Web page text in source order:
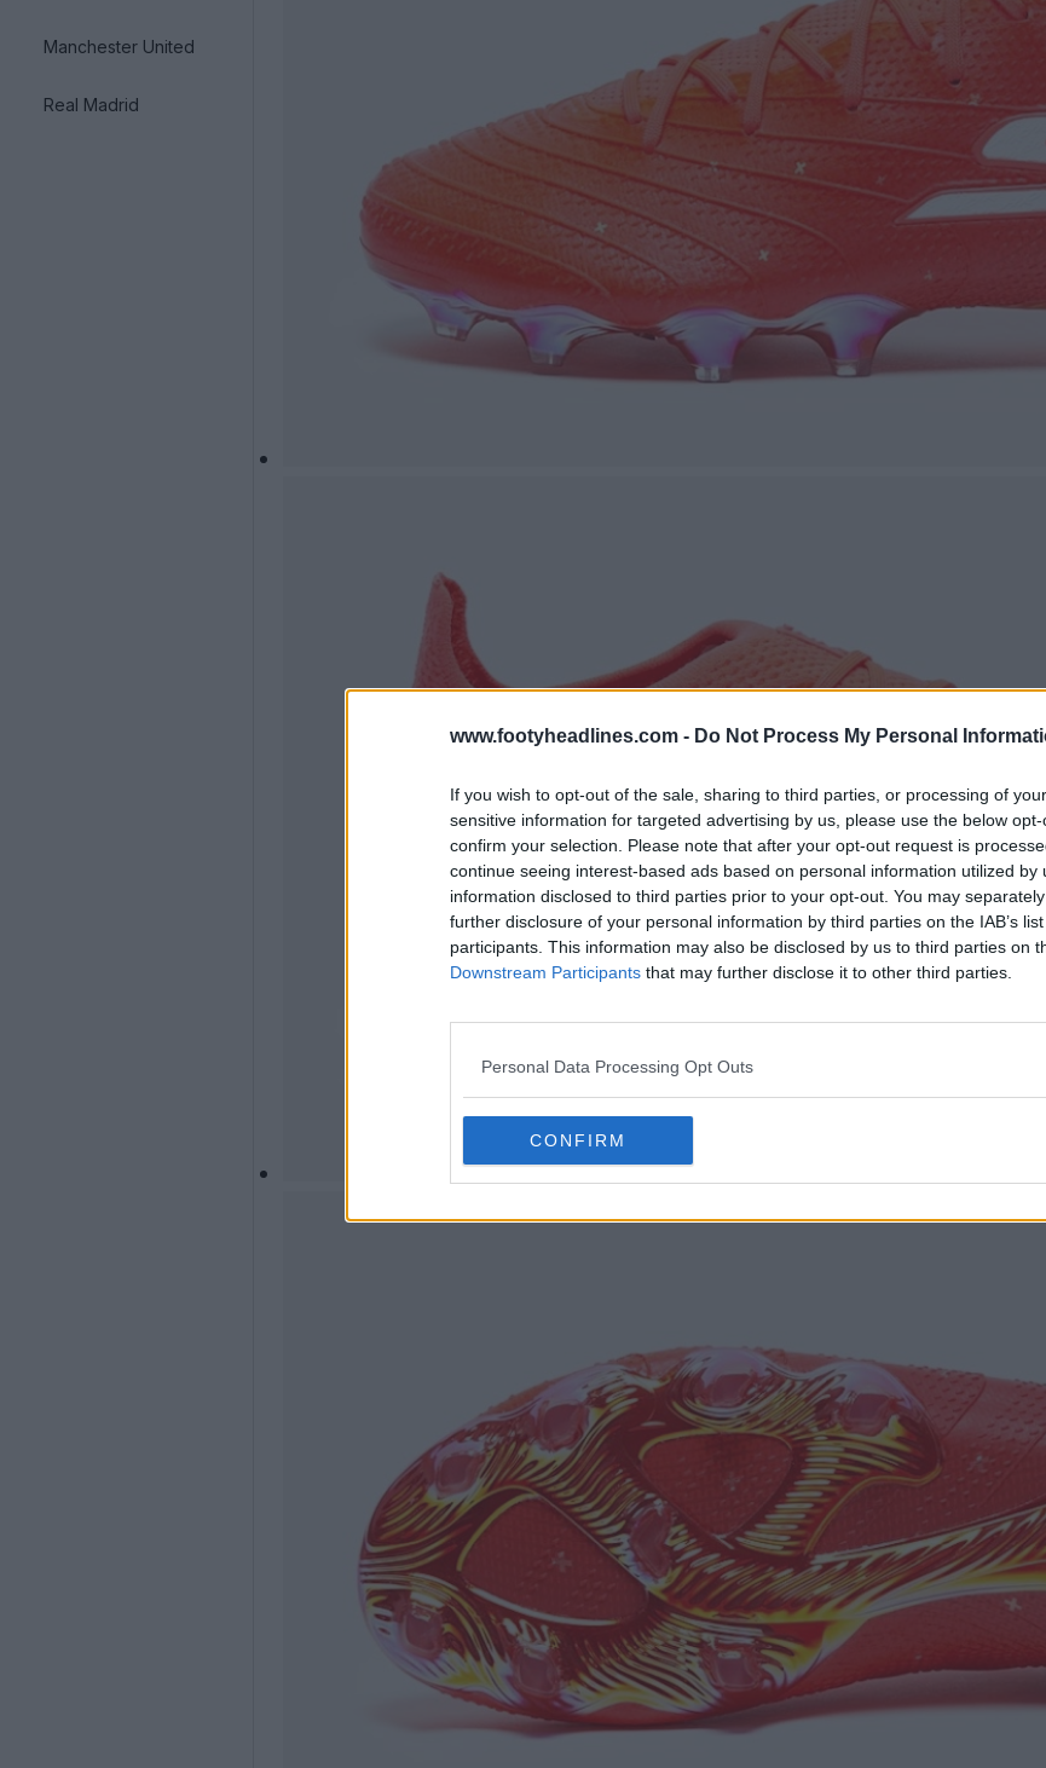
www.footyheadlines.com - Do Not Process My Personal
If you wish to opt-out of the sale, sharing to third parties, or processing of
sensitive information for targeted advertising by us, please use the below
confirm your selection. Please note that after your opt-out request is
continue seeing interest-based ads based on personal information utilized by
information disclosed to third parties prior to your opt-out. You may
further disclosure of your personal information by third parties on the IAB’s
participants. This information may also be disclosed by us to third parties on
Downstream Participants that may further disclose it to other third parties.
Personal Data Processing Opt Outs
CONFIRM
Manchester United
Real Madrid